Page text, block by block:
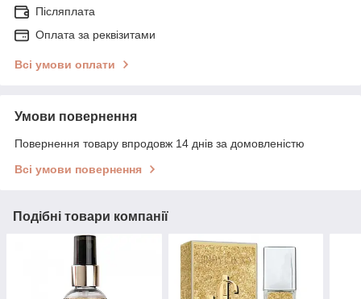
Післяплата
Оплата за реквізитами
Всі умови оплати
Умови повернення
Повернення товару впродовж 14 днів за домовленістю
Всі умови повернення
Подібні товари компанії